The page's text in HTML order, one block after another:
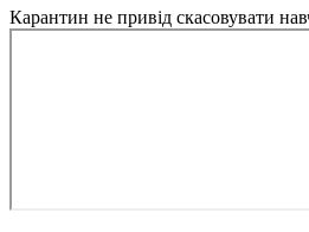
Карантин не привід скасовувати